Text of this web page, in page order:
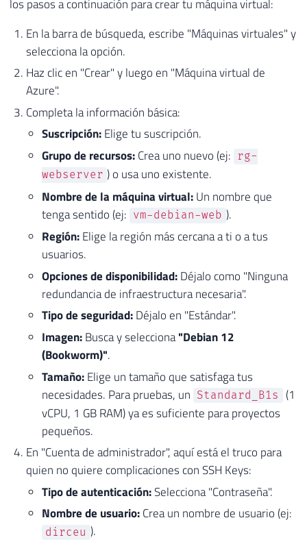
los pasos a continuación para crear tu máquina virtual:
En la barra de búsqueda, escribe "Máquinas virtuales" y
selecciona la opción.
Haz clic en "Crear" y luego en "Máquina virtual de
Azure".
Completa la información básica:
Suscripción:Elige tu suscripción.
Grupo de recursos:Crea uno nuevo (ej: rg-
webserver ) o usa uno existente.
Nombre de la máquina virtual:Un nombre que
tenga sentido (ej: vm-debian-web ).
Región:Elige la región más cercana a ti o a tus
usuarios.
Opciones de disponibilidad:Déjalo como "Ninguna
redundancia de infraestructura necesaria".
Tipo de seguridad:Déjalo en "Estándar".
Imagen:Busca y selecciona"Debian 12
(Bookworm)".
Tamaño:Elige un tamaño que satisfaga tus
necesidades. Para pruebas, un Standard_B1s
(1
vCPU, 1 GB RAM) ya es suficiente para proyectos
pequeños.
En "Cuenta de administrador", aquí está el truco para
quien no quiere complicaciones con SSH Keys:
Tipo de autenticación:Selecciona "Contraseña".
Nombre de usuario:Crea un nombre de usuario (ej:
dirceu ).